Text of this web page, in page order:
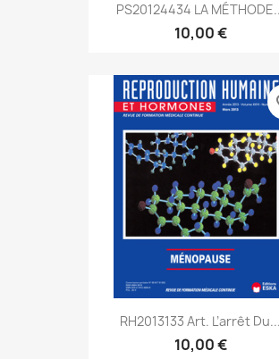
PS20124434 LA
10,00 €
RH2013133 Art. L’arrêt Du...
10,00 €